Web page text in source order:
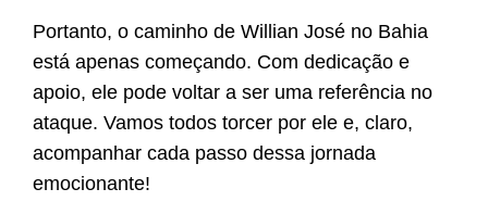
Portanto, o caminho de Willian José no Bahia
está apenas começando. Com dedicação e
apoio, ele pode voltar a ser uma referência no
ataque. Vamos todos torcer por ele e, claro,
acompanhar cada passo dessa jornada
emocionante!